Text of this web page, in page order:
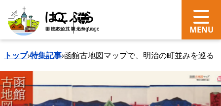
search Language
トップ›特集記事›函館古地図マップで、明治の町並みを巡る